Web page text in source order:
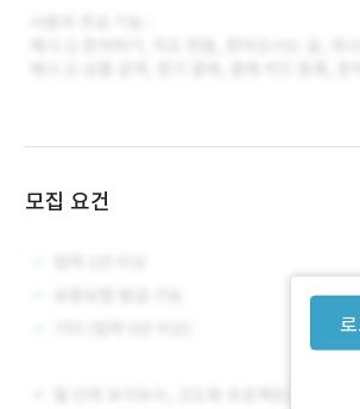
모집 요건